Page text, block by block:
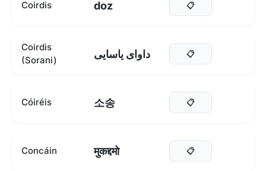
Coirdis doz 📋
Coirdis
(Sorani)
داوای یاسایی 📋
Cóiréis 소송 📋
Concáin मुकद्दमो 📋